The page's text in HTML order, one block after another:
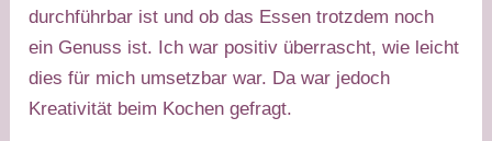
durchführbar ist und ob das Essen trotzdem noch
ein Genuss ist. Ich war positiv überrascht, wie leicht
dies für mich umsetzbar war. Da war jedoch
Kreativität beim Kochen gefragt.​